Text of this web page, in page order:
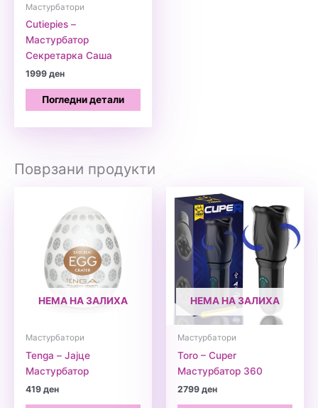
Мастурбатори
Cutiepies –
Мастурбатор
Секретарка Саша
1999ден
Погледни детали
Поврзани продукти
НЕМА НА ЗАЛИХА
Мастурбатори
Tenga – Јајце
Мастурбатор
419ден
НЕМА НА ЗАЛИХА
Мастурбатори
Toro – Cuper
Мастурбатор 360
2799ден